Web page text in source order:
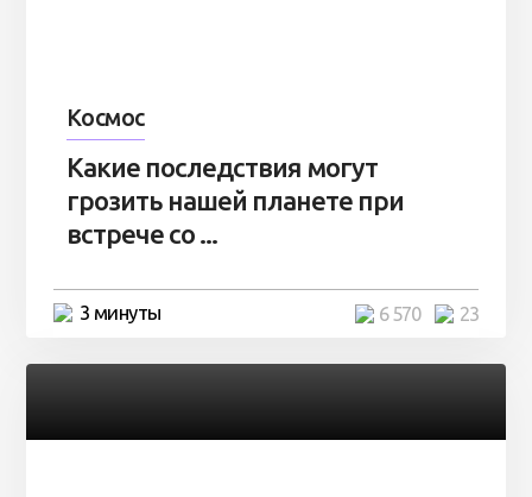
Космос
Какие последствия могут
грозить нашей планете при
встрече со ...
3 минуты 23
6 570